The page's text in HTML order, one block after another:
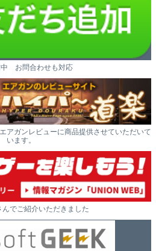
中 お問合わせも対応
アガンレビューに商品提供させていただいて
います。
んでご紹介いただきました